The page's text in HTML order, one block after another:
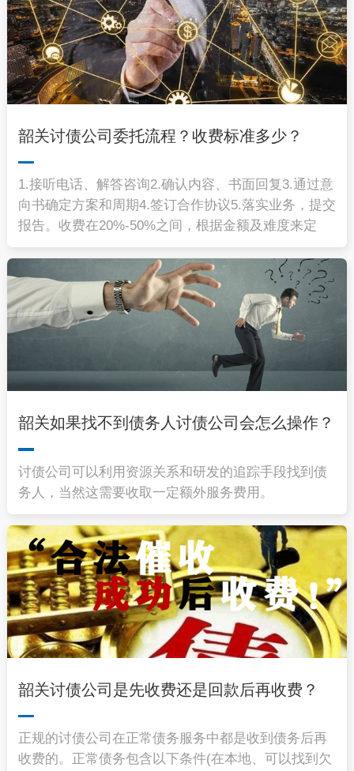
韶关讨债公司委托流程？收费标准多少？
1.接听电话、解答咨询2.确认内容、书面回复3.通过意
向书确定方案和周期4.签订合作协议5.落实业务，提交
报告。收费在20%-50%之间，根据金额及难度来定
韶关如果找不到债务人讨债公司会怎么操作？
讨债公司可以利用资源关系和研发的追踪手段找到债
务人，当然这需要收取一定额外服务费用。
韶关讨债公司是先收费还是回款后再收费？
正规的讨债公司在正常债务服务中都是收到债务后再
收费的。正常债务包含以下条件(在本地、可以找到欠